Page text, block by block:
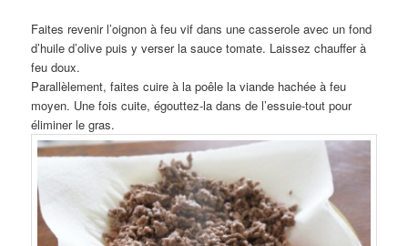
Faites revenir l’oignon à feu vif dans une casserole avec un fond
d’huile d’olive puis y verser la sauce tomate. Laissez chauffer à
feu doux.
Parallèlement, faites cuire à la poêle la viande hachée à feu
moyen. Une fois cuite, égouttez-la dans de l’essuie-tout pour
éliminer le gras.